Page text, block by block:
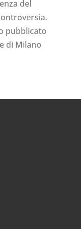
del
pubblicato
di Milano